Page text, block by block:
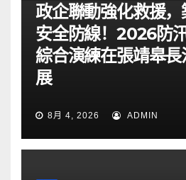
政企聯動強化救援
安全防線！2026防
綜合演練在張靖皋
展
8月 4, 2026 ADMIN